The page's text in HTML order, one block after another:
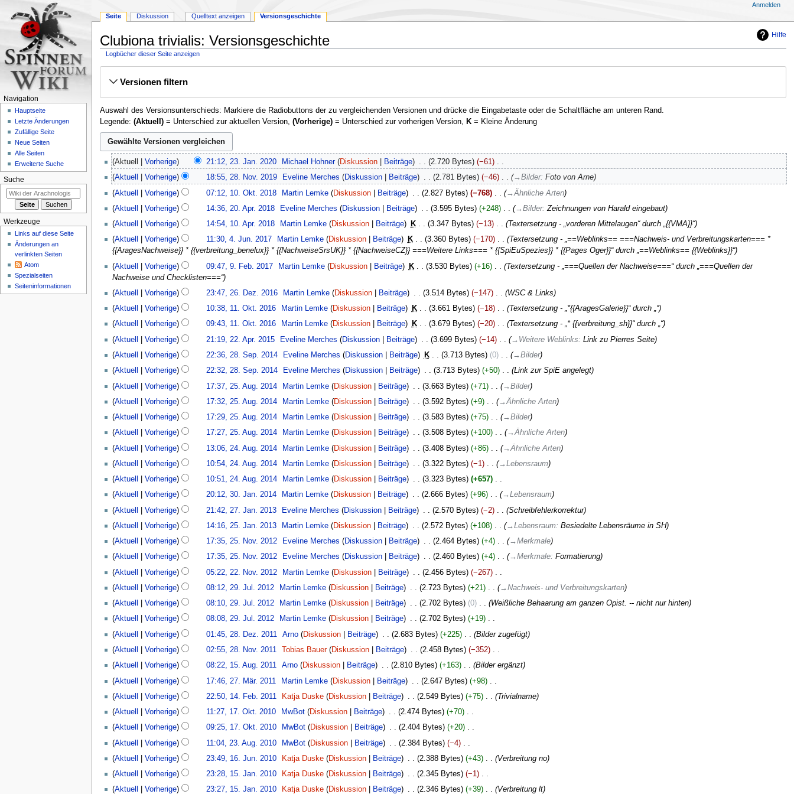
Hilfe
Clubiona trivialis: Versionsgeschichte
Logbücher dieser Seite anzeigen
Navigation
SucheVersionen filtern
Auswahl des Versionsunterschieds: Markiere die Radiobuttons der zu vergleichenden Versionen und drücke die Eingabetaste oder die Schaltfläche am unteren Rand.
Legende: (Aktuell)= Unterschied zur aktuellen Version, (Vorherige)= Unterschied zur vorherigen Version, K= Kleine Änderung
Januar
2020
Aktuell Vorherige 21:12, 23. Jan. 2020‎ Michael Hohner Diskussion Beiträge 2.720 Bytes −61 ‎
K
e
i
n
B
e
a
r
b
i
t
u
n
g
s
u
s
a
m
m
e
f
a
s
u
n
g
28.
November
2019
Aktuell Vorherige 18:55, 28. Nov. 2019‎ Eveline Merches Diskussion Beiträge 2.781 Bytes −46 ‎ →Bilder: Foto von Arne
Oktober
2018
Aktuell Vorherige 07:12, 10. Okt. 2018‎ Martin Lemke Diskussion Beiträge 2.827 Bytes −768 ‎ →Ähnliche Arten
2018
Aktuell Vorherige 14:36, 20. Apr. 2018‎ Eveline Merches Diskussion Beiträge 3.595 Bytes +248 ‎ →Bilder:Zeichnungen von Harald eingebaut
2018
Aktuell Vorherige 14:54, 10. Apr. 2018‎ Martin Lemke Diskussion Beiträge K 3.347 Bytes −13 ‎ Textersetzung - „vorderen Mittelaugen“ durch „{{VMA}}“
4.
Juni
Aktuell Vorherige 11:30, 4. Jun. 2017‎ Martin Lemke Diskussion Beiträge K 3.360 Bytes −170 ‎
Textersetzung - „==Weblinks== ===Nachweis- und Verbreitungskarten=== *
{{AragesNachweise}} * {{verbreitung_benelux}} * {{NachweiseSrsUK}} * {{NachweiseCZ}} ===Weitere Links=== * {{SpiEuSpezies}} * {{Pages Oger}}“ durch „==Weblinks== {{Weblinks}}“
Februar
Aktuell Vorherige 09:47, 9. Feb. 2017‎ Martin Lemke Diskussion Beiträge K 3.530 Bytes +16 ‎
Textersetzung - „===Quellen der Nachweise===“ durch „===Quellen der
Nachweise und Checklisten===“
2016
Aktuell Vorherige 23:47, 26. Dez. 2016‎ Martin Lemke Diskussion Beiträge 3.514 Bytes −147 ‎ WSC & Links
2016
Aktuell Vorherige 10:38, 11. Okt. 2016‎ Martin Lemke Diskussion Beiträge K 3.661 Bytes −18 ‎
Textersetzung - „*{{AragesGalerie}}“ durch „“
Aktuell
Vorherige 09:43, 11. Okt. 2016‎ Martin Lemke Diskussion Beiträge K 3.679 Bytes −20 ‎ Textersetzung - „* {{verbreitung_sh}}“ durch „“
2015
Aktuell Vorherige 21:19, 22. Apr. 2015‎ Eveline Merches Diskussion Beiträge 3.699 Bytes −14 ‎ → Weitere Weblinks: Link zu Pierres Seite
2014
Aktuell Vorherige 22:36, 28. Sep. 2014‎ Eveline Merches Diskussion Beiträge K 3.713 Bytes 0 ‎ →Bilder
Aktuell
Vorherige 22:32, 28. Sep. 2014‎ Eveline Merches Diskussion Beiträge 3.713 Bytes +50 ‎ Link zur SpiE angelegt
August
2014
Aktuell Vorherige 17:37, 25. Aug. 2014‎ Martin Lemke Diskussion Beiträge 3.663 Bytes +71 ‎ →Bilder
Aktuell
Vorherige 17:32, 25. Aug. 2014‎ Martin Lemke Diskussion Beiträge 3.592 Bytes +9 ‎ →Ähnliche Arten
Aktuell
Vorherige 17:29, 25. Aug. 2014‎ Martin Lemke Diskussion Beiträge 3.583 Bytes +75 ‎ →Bilder
Aktuell
Vorherige 17:27, 25. Aug. 2014‎ Martin Lemke Diskussion Beiträge 3.508 Bytes +100 ‎ →Ähnliche Arten
August
2014
Aktuell Vorherige 13:06, 24. Aug. 2014‎ Martin Lemke Diskussion Beiträge 3.408 Bytes +86 ‎ →Ähnliche Arten
Aktuell
Vorherige 10:54, 24. Aug. 2014‎ Martin Lemke Diskussion Beiträge 3.322 Bytes −1 ‎ →Lebensraum
Aktuell
Vorherige 10:51, 24. Aug. 2014‎ Martin Lemke Diskussion Beiträge 3.323 Bytes +657 ‎
K
e
i
n
B
e
a
b
e
t
u
n
s
z
u
s
a
m
e
n
f
30.
2014
Aktuell Vorherige 20:12, 30. Jan. 2014‎ Martin Lemke Diskussion Beiträge 2.666 Bytes +96 ‎ →Lebensraum
2013
Aktuell Vorherige 21:42, 27. Jan. 2013‎ Eveline Merches Diskussion Beiträge 2.570 Bytes −2 ‎ Schreibfehlerkorrektur
2013
Aktuell Vorherige 14:16, 25. Jan. 2013‎ Martin Lemke Diskussion Beiträge 2.572 Bytes +108 ‎ →Lebensraum: Besiedelte Lebensräume in SH
2012
Aktuell Vorherige 17:35, 25. Nov. 2012‎ Eveline Merches Diskussion Beiträge 2.464 Bytes +4 ‎ →Merkmale
Aktuell
Vorherige 17:35, 25. Nov. 2012‎ Eveline Merches Diskussion Beiträge 2.460 Bytes +4 ‎ →Merkmale: Formatierung
2012
Aktuell Vorherige 05:22, 22. Nov. 2012‎ Martin Lemke Diskussion Beiträge 2.456 Bytes −267 ‎
K
e
i
n
B
e
a
b
e
t
u
n
s
z
u
2012
Aktuell Vorherige 08:12, 29. Jul. 2012‎ Martin Lemke Diskussion Beiträge 2.723 Bytes +21 ‎ →Nachweis- und Verbreitungskarten
Aktuell
Vorherige 08:10, 29. Jul. 2012‎ Martin Lemke Diskussion Beiträge 2.702 Bytes 0 ‎
Weißliche Behaarung am ganzen Opist. -- nicht nur hinten
Aktuell
Vorherige 08:08, 29. Jul. 2012‎ Martin Lemke Diskussion Beiträge 2.702 Bytes +19 ‎
K
e
i
n
B
e
a
b
e
t
u
n
2011
Aktuell Vorherige 01:45, 28. Dez. 2011 Arno Diskussion Beiträge 2.683 Bytes +225 ‎ Bilder zugefügt
2011
Aktuell Vorherige 02:55, 28. Nov. 2011‎ Tobias Bauer Diskussion Beiträge 2.458 Bytes −352 ‎
K
e
i
n
B
e
a
b
e
15.
2011
Aktuell Vorherige 08:22, 15. Aug. 2011‎ Arno Diskussion Beiträge 2.810 Bytes +163 ‎ Bilder ergänzt
März
2011
Aktuell Vorherige 17:46, 27. Mär. 2011 Martin Lemke Diskussion Beiträge 2.647 Bytes +98 ‎
K
e
i
n
B
e
a
2011
Aktuell Vorherige 22:50, 14. Feb. 2011‎ Katja Duske Diskussion Beiträge 2.549 Bytes +75 ‎ Trivialname
2010
Aktuell Vorherige 11:27, 17. Okt. 2010‎ MwBot Diskussion Beiträge 2.474 Bytes +70 ‎
K
e
i
n
B
e
Aktuell Vorherige 09:25, 17. Okt. 2010‎ MwBot Diskussion Beiträge 2.404 Bytes +20 ‎
K
e
i
n
2010
Aktuell Vorherige 11:04, 23. Aug. 2010‎ MwBot Diskussion Beiträge 2.384 Bytes −4 ‎
K
e
i
n
2010
Aktuell Vorherige 23:49, 16. Jun. 2010‎ Katja Duske Diskussion Beiträge 2.388 Bytes +43 ‎ Verbreitung no
Aktuell Vorherige 23:28, 15. Jan. 2010‎ Katja Duske Diskussion Beiträge 2.345 Bytes −1 ‎
K
Aktuell Vorherige 23:27, 15. Jan. 2010‎ Katja Duske Diskussion Beiträge 2.346 Bytes +39 ‎ Verbreitung lt
Seite Diskussion Quelltext anzeigen Versionsgeschichte
Anmelden
Navigation
Hauptseite
Letzte Änderungen
Zufällige Seite
Neue Seiten
Alle Seiten
Erweiterte Suche
Suche
Werkzeuge
Links auf diese Seite
Änderungen an
verlinkten Seiten
Atom
Spezialseiten
Seiten­­informationen